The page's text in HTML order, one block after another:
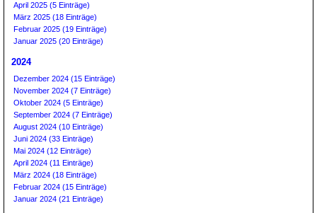
April 2025 (5 Einträge)
März 2025 (18 Einträge)
Februar 2025 (19 Einträge)
Januar 2025 (20 Einträge)
2024
Dezember 2024 (15 Einträge)
November 2024 (7 Einträge)
Oktober 2024 (5 Einträge)
September 2024 (7 Einträge)
August 2024 (10 Einträge)
Juni 2024 (33 Einträge)
Mai 2024 (12 Einträge)
April 2024 (11 Einträge)
März 2024 (18 Einträge)
Februar 2024 (15 Einträge)
Januar 2024 (21 Einträge)